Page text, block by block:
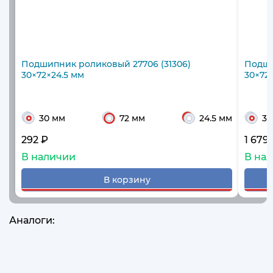
Подшипник роликовый 27706 (31306)
30×72×24.5 мм
30 мм 72 мм 24.5 мм
292 ₽
В наличии
В корзину
1 679
В
Аналоги: